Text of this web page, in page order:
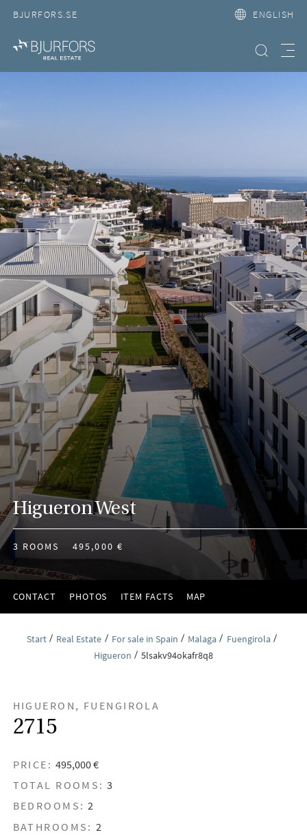
BJURFORS.SE ENGLISH
Search property
Higueron West
3 ROOMS 495,000 €
CONTACT PHOTOS ITEM FACTS MAP
Start Real Estate For sale in Spain Malaga
Fuengirola
Higueron
5lsakv94okafr8q8
HIGUERON, FUENGIROLA
2715
PRICE: 495,000 €
TOTAL ROOMS: 3
BEDROOMS: 2
BATHROOMS: 2